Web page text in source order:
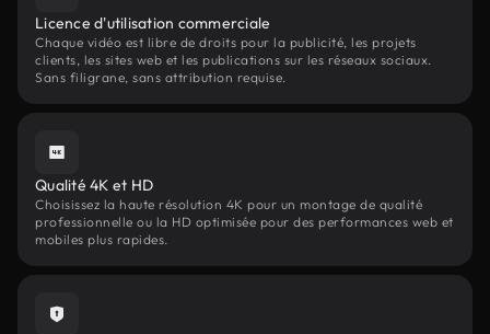
Licence d'utilisation commerciale
Chaque vidéo est libre de droits pour la publicité, les projets
clients, les sites web et les publications sur les réseaux sociaux.
Sans filigrane, sans attribution requise.
Qualité 4K et HD
Choisissez la haute résolution 4K pour un montage de qualité
professionnelle ou la HD optimisée pour des performances web et
mobiles plus rapides.